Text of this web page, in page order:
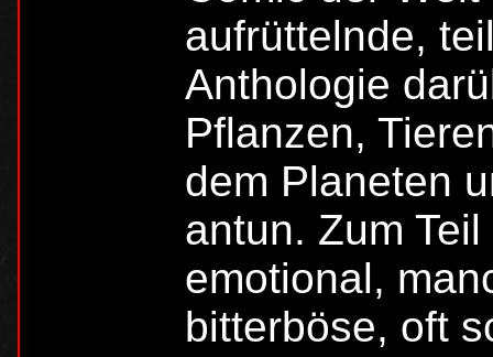
aufrüttelnde,
Anthologie
Pflanzen,
dem Planeten
antun. Zum
emotional,
bitterböse, oft